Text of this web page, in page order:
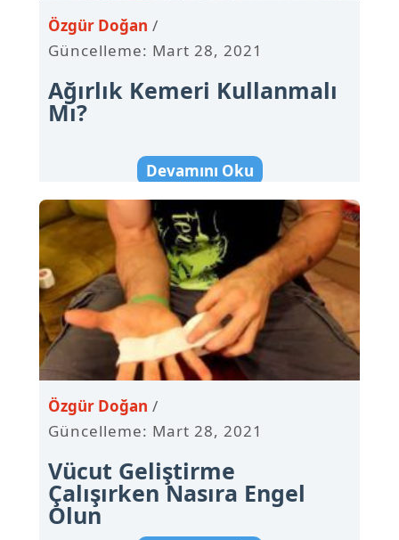
Ağırlık Kemeri Kullanmalı
Mı?
Güncelleme: Mart 28, 2021
Özgür Doğan
Devamını Oku
Vücut Geliştirme
Çalışırken Nasıra Engel
Olun
Güncelleme: Mart 28, 2021
Özgür Doğan